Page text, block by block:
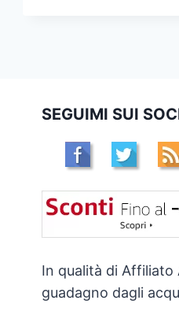
SEGUIMI SUI
In qualità di Affiliato
guadagno dagli